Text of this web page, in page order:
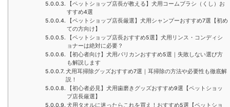
【ペットショップ店長が教える】犬用コームブラシ（くし）お
すすめ4選
【ペットショップ店長厳選】犬用シャンプーおすすめ7選【初め
ての方向け】
【ペットショップ店長おすすめ5選】犬用リンス・コンディシ
ョナーは絶対に必要？
【初心者向け】犬用バリカンおすすめ5選｜失敗しない選び方
も解説します
犬用耳掃除グッズおすすめ7選｜耳掃除の方法や必要性も徹底解
説！
【初心者必見】犬用歯磨きグッズおすすめ9選【ペットショッ
プ店長厳選】
犬用タオルに迷ったらこれを買え！おすすめ5選【ペットショ